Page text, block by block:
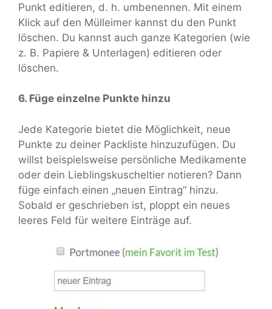
Punkt editieren, d. h. umbenennen. Mit einem
Klick auf den Mülleimer kannst du den Punkt
löschen. Du kannst auch ganze Kategorien (wie
z. B. Papiere & Unterlagen) editieren oder
löschen.
6. Füge einzelne Punkte hinzu
Jede Kategorie bietet die Möglichkeit, neue
Punkte zu deiner Packliste hinzuzufügen. Du
willst beispielsweise persönliche Medikamente
oder dein Lieblingskuscheltier notieren? Dann
füge einfach einen „neuen Eintrag“ hinzu.
Sobald er geschrieben ist, ploppt ein neues
leeres Feld für weitere Einträge auf.